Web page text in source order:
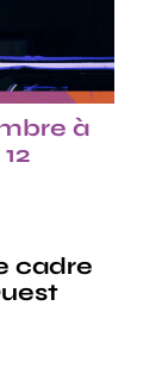
à
cadre